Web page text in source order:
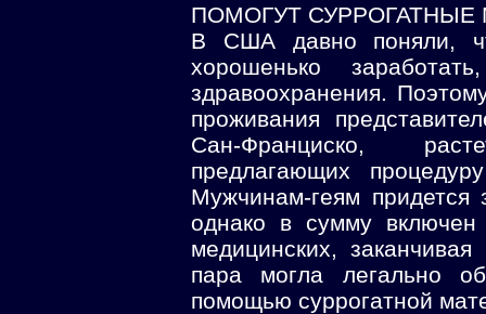
ПОМОГУТ СУРРОГАТНЫЕ
В США давно поняли,
хорошенько
здравоохранения.
проживания
Сан-Франциско,
предлагающих
Мужчинам-геям придется
однако в сумму включен
медицинских,
пара могла легально
помощью суррогатной